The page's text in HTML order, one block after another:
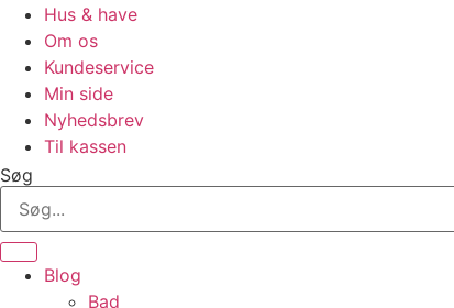
Hus & have
Om os
Kundeservice
Min side
Nyhedsbrev
Til kassen
Søg
Blog
Bad